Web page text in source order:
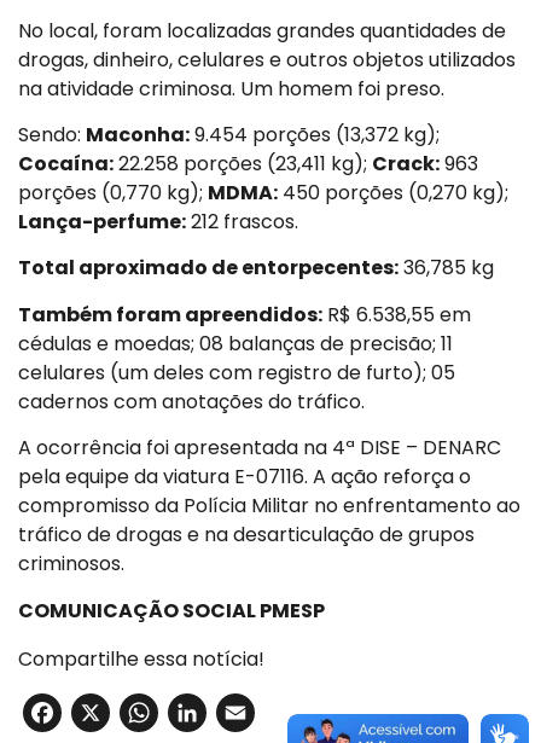
No local, foram localizadas grandes quantidades de
drogas, dinheiro, celulares e outros objetos utilizados
na atividade criminosa. Um homem foi preso.
Sendo: Maconha:9.454 porções (13,372 kg);
Cocaína:22.258 porções (23,411 kg); Crack:963
porções (0,770 kg); MDMA: 450 porções (0,270 kg);
Lança-perfume:212 frascos.
Total aproximado de entorpecentes:36,785 kg
Também foram apreendidos: R$ 6.538,55 em
cédulas e moedas; 08 balanças de precisão; 11
celulares (um deles com registro de furto); 05
cadernos com anotações do tráfico.
A ocorrência foi apresentada na 4ª DISE – DENARC
pela equipe da viatura E-07116. A ação reforça o
compromisso da Polícia Militar no enfrentamento ao
tráfico de drogas e na desarticulação de grupos
criminosos.
COMUNICAÇÃO SOCIAL PMESP
Compartilhe essa notícia!
Facebook
X WhatsApp
LinkedIn
Email